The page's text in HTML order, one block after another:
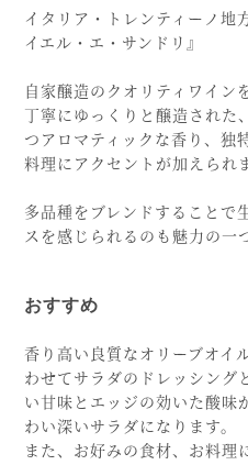
イタリア・トレンティーノ地
イエル・エ・サンドリ』
自家醸造のクオリティワイン
丁寧にゆっくりと醸造された
つアロマティックな香り、独
料理にアクセントが加えられ
多品種をブレンドすることで
スを感じられるのも魅力の一
おすすめ
香り高い良質なオリーブオイ
わせてサラダのドレッシング
い甘味とエッジの効いた酸味
わい深いサラダになります。
また、お好みの食材、お料理